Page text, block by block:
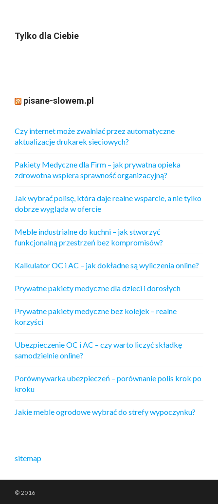
Tylko dla Ciebie
pisane-slowem.pl
Czy internet może zwalniać przez automatyczne
aktualizacje drukarek sieciowych?
Pakiety Medyczne dla Firm – jak prywatna opieka
zdrowotna wspiera sprawność organizacyjną?
Jak wybrać polisę, która daje realne wsparcie, a nie tylko
dobrze wygląda w ofercie
Meble industrialne do kuchni – jak stworzyć
funkcjonalną przestrzeń bez kompromisów?
Kalkulator OC i AC – jak dokładne są wyliczenia online?
Prywatne pakiety medyczne dla dzieci i dorosłych
Prywatne pakiety medyczne bez kolejek – realne
korzyści
Ubezpieczenie OC i AC – czy warto liczyć składkę
samodzielnie online?
Porównywarka ubezpieczeń – porównanie polis krok po
kroku
Jakie meble ogrodowe wybrać do strefy wypoczynku?
sitemap
© 2016